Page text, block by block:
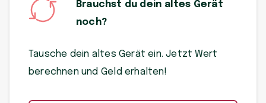
Brauchst du dein altes Gerät
noch?
Tausche dein altes Gerät ein. Jetzt Wert
berechnen und Geld erhalten!